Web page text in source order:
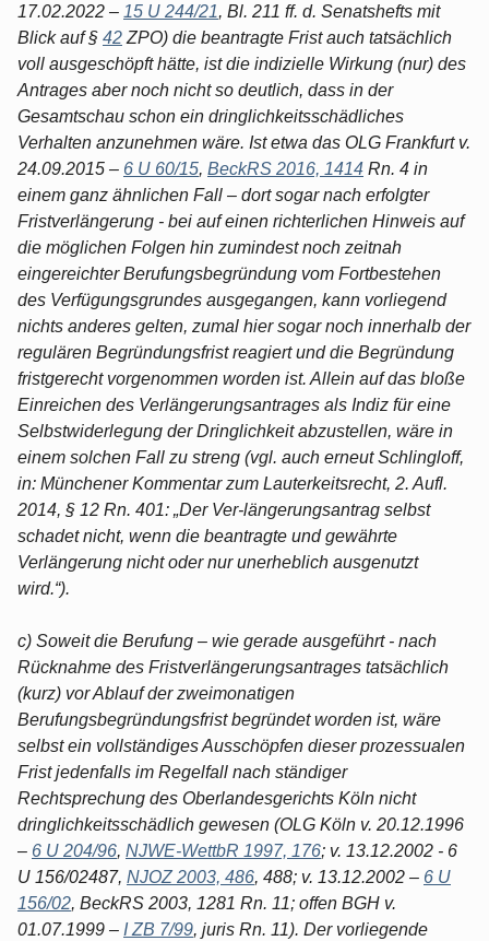
17.02.2022 – 15 U 244/21, Bl. 211 ff. d. Senatshefts mit
Blick auf § 42 ZPO) die beantragte Frist auch tatsächlich
voll ausgeschöpft hätte, ist die indizielle Wirkung (nur) des
Antrages aber noch nicht so deutlich, dass in der
Gesamtschau schon ein dringlichkeitsschädliches
Verhalten anzunehmen wäre. Ist etwa das OLG Frankfurt v.
24.09.2015 – 6 U 60/15, BeckRS 2016, 1414 Rn. 4 in
einem ganz ähnlichen Fall – dort sogar nach erfolgter
Fristverlängerung - bei auf einen richterlichen Hinweis auf
die möglichen Folgen hin zumindest noch zeitnah
eingereichter Berufungsbegründung vom Fortbestehen
des Verfügungsgrundes ausgegangen, kann vorliegend
nichts anderes gelten, zumal hier sogar noch innerhalb der
regulären Begründungsfrist reagiert und die Begründung
fristgerecht vorgenommen worden ist. Allein auf das bloße
Einreichen des Verlängerungsantrages als Indiz für eine
Selbstwiderlegung der Dringlichkeit abzustellen, wäre in
einem solchen Fall zu streng (vgl. auch erneut Schlingloff,
in: Münchener Kommentar zum Lauterkeitsrecht, 2. Aufl.
2014, § 12 Rn. 401: „Der Ver-längerungsantrag selbst
schadet nicht, wenn die beantragte und gewährte
Verlängerung nicht oder nur unerheblich ausgenutzt
wird.“).
c) Soweit die Berufung – wie gerade ausgeführt - nach
Rücknahme des Fristverlängerungsantrages tatsächlich
(kurz) vor Ablauf der zweimonatigen
Berufungsbegründungsfrist begründet worden ist, wäre
selbst ein vollständiges Ausschöpfen dieser prozessualen
Frist jedenfalls im Regelfall nach ständiger
Rechtsprechung des Oberlandesgerichts Köln nicht
dringlichkeitsschädlich gewesen (OLG Köln v. 20.12.1996
– 6 U 204/96, NJWE-WettbR 1997, 176; v. 13.12.2002 - 6
U 156/02487, NJOZ 2003, 486, 488; v. 13.12.2002 – 6 U
156/02, BeckRS 2003, 1281 Rn. 11; offen BGH v.
01.07.1999 – I ZB 7/99, juris Rn. 11). Der vorliegende